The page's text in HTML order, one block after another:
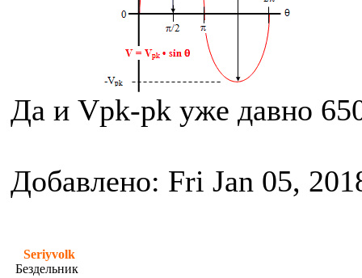
Да и Vpk-pk уже давно
Добавлено: Fri Jan 05,
Seriyvolk
Бездельник